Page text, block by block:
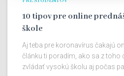
10 tipov pre online
škole
Aj teba pre koronavírus čakajú
článku ti poradím, ako sa z toho
zvládať vysokú školu aj počas